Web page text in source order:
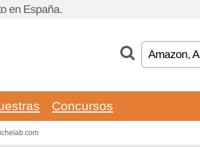
en España.
Concursos